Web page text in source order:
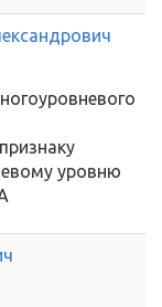
уровню